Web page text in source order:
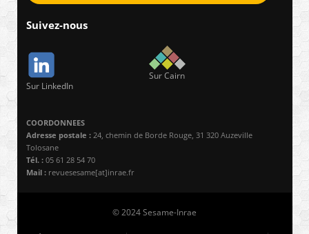
Suivez-nous
Sur LinkedIn
Sur Cairn
COORDONNEES
Adresse postale : 24, chemin de Borde Rouge, 31 320 Auzeville
Tolosane
Tél. : 05 61 28 54 70
Mail : revuesesame[at]inrae.fr
© 2024 Sesame-Inrae